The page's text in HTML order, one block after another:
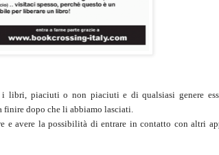
libri, piaciuti o non piaciuti e di qualsiasi genere
finire dopo che li abbiamo lasciati.
e avere la possibilità di entrare in contatto con altri